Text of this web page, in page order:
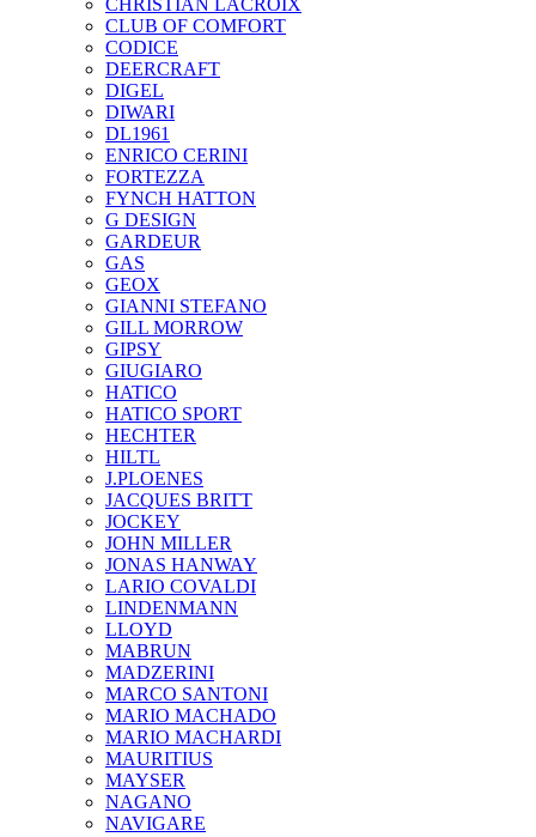
CLUB OF COMFORT
CODICE
DEERCRAFT
DIGEL
DIWARI
DL1961
ENRICO CERINI
FORTEZZA
FYNCH HATTON
G DESIGN
GARDEUR
GAS
GEOX
GIANNI STEFANO
GILL MORROW
GIPSY
GIUGIARO
HATICO
HATICO SPORT
HECHTER
HILTL
J.PLOENES
JAСQUES BRITT
JOCKEY
JOHN MILLER
JONAS HANWAY
LARIO COVALDI
LINDENMANN
LLOYD
MABRUN
MADZERINI
MARCO SANTONI
MARIO MACHADO
MARIO MACHARDI
MAURITIUS
MAYSER
NAGANO
NAVIGARE